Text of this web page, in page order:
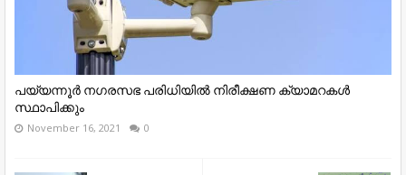
പയ്യന്നൂർ നഗരസഭ പരിധിയിൽ നിരീക്ഷണ ക്യാമറകൾ
സ്ഥാപിക്കും
November 16, 2021 0